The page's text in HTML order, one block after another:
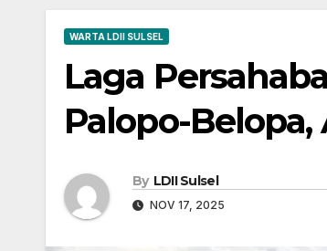
WARTA LDII SULSEL
Laga
Palopo-
By LDII Sulsel
NOV 17, 2025